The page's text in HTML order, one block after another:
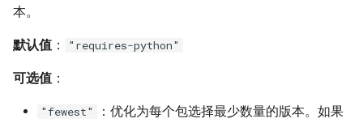
本。
默认值 ： "requires-python"
可选值 ：
"fewest"
：优化为每个包选择最少数量的版本。如果